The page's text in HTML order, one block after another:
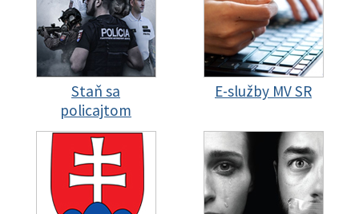
Staň sa
policajtom
E-služby MV SR